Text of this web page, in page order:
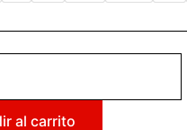
al carrito